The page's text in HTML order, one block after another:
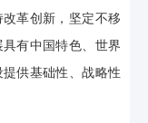
革创新，坚定不移
有中国特色、世界
供基础性、战略性